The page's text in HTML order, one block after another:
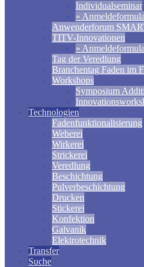
Individualseminar
»
Anwenderforum
TITV-Innovationen
»
Tag der Veredlung
Branchentag Faden im
Workshops
Symposium
Technologien
Fadenfunktionalisierung
Weberei
Wirkerei
Strickerei
Veredlung
Beschichtung
Pulverbeschichtung
Drucken
Stickerei
Konfektion
Galvanik
Elektrotechnik
Transfer
Suche